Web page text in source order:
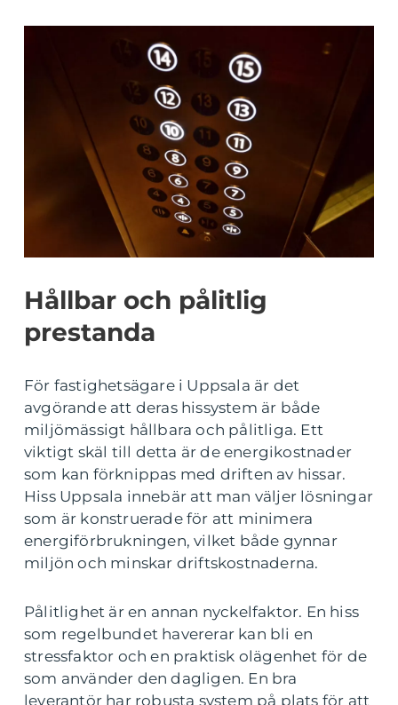
Hållbar och pålitlig
prestanda
För fastighetsägare i Uppsala är det
avgörande att deras hissystem är både
miljömässigt hållbara och pålitliga. Ett
viktigt skäl till detta är de energikostnader
som kan förknippas med driften av hissar.
Hiss Uppsala innebär att man väljer lösningar
som är konstruerade för att minimera
energiförbrukningen, vilket både gynnar
miljön och minskar driftskostnaderna.
Pålitlighet är en annan nyckelfaktor. En hiss
som regelbundet havererar kan bli en
stressfaktor och en praktisk olägenhet för de
som använder den dagligen. En bra
leverantör har robusta system på plats för att